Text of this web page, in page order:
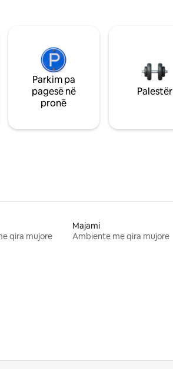
Parkim pa
pagesë në
pronë
Palestër
qira mujore
Majami
Ambiente me qira mujore